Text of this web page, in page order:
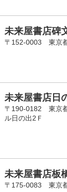
未来屋書店碑
〒152-0003 東京
未来屋書店日
〒190-0182 東京
ル日の出2Ｆ
未来屋書店板
〒175-0083 東京